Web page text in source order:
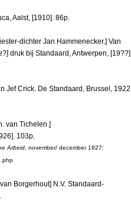
Aalst, [1910]. 86p.
dichter Jan Hammenecker.] Van
druk bij Standaard, Antwerpen,
Jef Crick. De Standaard, Brussel,
van Tichelen.]
103p.
Arbeid , november/ december 1927:
Borgerhout] N.V. Standaard-